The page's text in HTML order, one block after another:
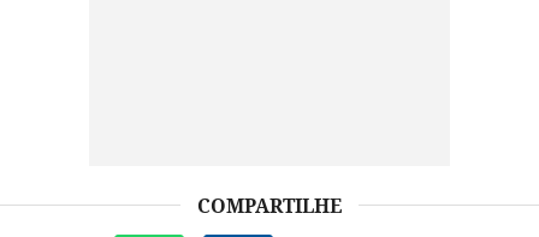
COMPARTILHE